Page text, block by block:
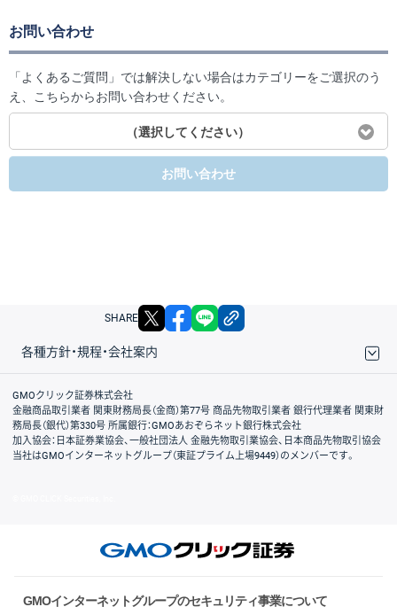
お問い合わせ
「よくあるご質問」では解決しない場合はカテゴリーをご選択のう
え、こちらからお問い合わせください。
（選択してください）
お問い合わせ
SHARE X facebook
各種方針・規程・会社案内
取引規程・約款
サイトマップ
その他のご案内
個人情報保護方針
最良執行方針
サイトのご利用について
ディスクレイマー
信託保全
リスク説明
会社案内
GMOクリック証券株式会社
金融商品取引業者 関東財務局長（金商）第77号 商品先物取引業者 銀行代理業者 関東財
務局長（銀代）第330号 所属銀行：GMOあおぞらネット銀行株式会社
加入協会：日本証券業協会、一般社団法人 金融先物取引業協会、日本商品先物取引協会
当社はGMOインターネットグループ（東証プライム上場9449）のメンバーです。
GMOインターネットグループのセキュリティ事業について